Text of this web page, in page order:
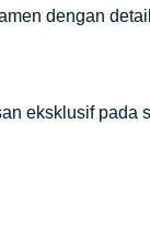
dengan
eksklusif pada